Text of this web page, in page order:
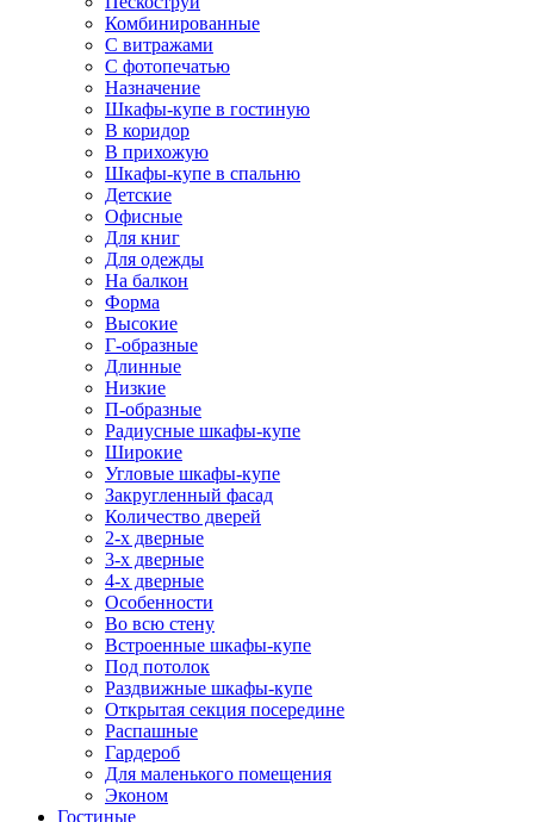
Комбинированные
С витражами
С фотопечатью
Назначение
Шкафы-купе в гостиную
В коридор
В прихожую
Шкафы-купе в спальню
Детские
Офисные
Для книг
Для одежды
На балкон
Форма
Высокие
Г-образные
Длинные
Низкие
П-образные
Радиусные шкафы-купе
Широкие
Угловые шкафы-купе
Закругленный фасад
Количество дверей
2-х дверные
3-х дверные
4-х дверные
Особенности
Во всю стену
Встроенные шкафы-купе
Под потолок
Раздвижные шкафы-купе
Открытая секция посередине
Распашные
Гардероб
Для маленького помещения
Эконом
Гостиные